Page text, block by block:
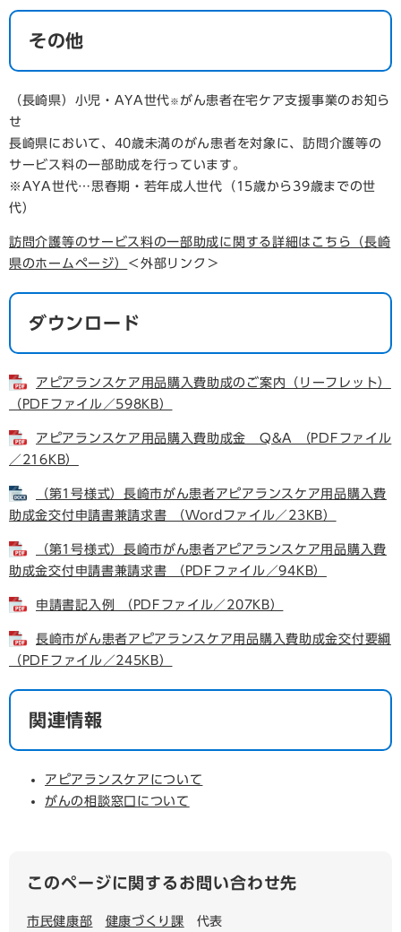
その他
（長崎県）小児・AYA世代 ※ がん患者在宅ケア支援事業のお知ら
せ
長崎県において、40歳未満のがん患者を対象に、訪問介護等の
サービス料の一部助成を行っています。
※AYA世代…思春期・若年成人世代（15歳から39歳までの世
代）
訪問介護等のサービス料の一部助成に関する詳細はこちら（長崎
県のホームページ）
＜外部リンク＞
ダウンロード
アピアランスケア用品購入費助成のご案内（リーフレット）
（PDFファイル／598KB）
アピアランスケア用品購入費助成金 Q&A （PDFファイル
／216KB）
（第1号様式）長崎市がん患者アピアランスケア用品購入費
助成金交付申請書兼請求書 （Wordファイル／23KB）
（第1号様式）長崎市がん患者アピアランスケア用品購入費
助成金交付申請書兼請求書 （PDFファイル／94KB）
申請書記入例 （PDFファイル／207KB）
長崎市がん患者アピアランスケア用品購入費助成金交付要綱
（PDFファイル／245KB）
関連情報
アピアランスケアについて
がんの相談窓口について
このページに関するお問い合わせ先
市民健康部 健康づくり課 代表